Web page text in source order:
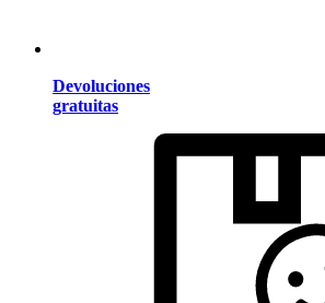
Devoluciones
gratuitas